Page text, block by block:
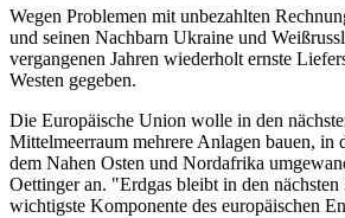
Wegen Problemen mit unbezahlten
und seinen Nachbarn Ukraine und
vergangenen Jahren wiederholt ernste
Westen gegeben.
Die Europäische Union wolle in den
Mittelmeerraum mehrere Anlagen bauen, in
dem Nahen Osten und Nordafrika
Oettinger an. "Erdgas bleibt in den nächsten
wichtigste Komponente des europäischen